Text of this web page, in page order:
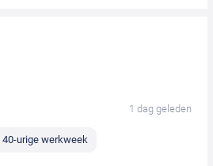
1 dag geleden
40-urige werkweek